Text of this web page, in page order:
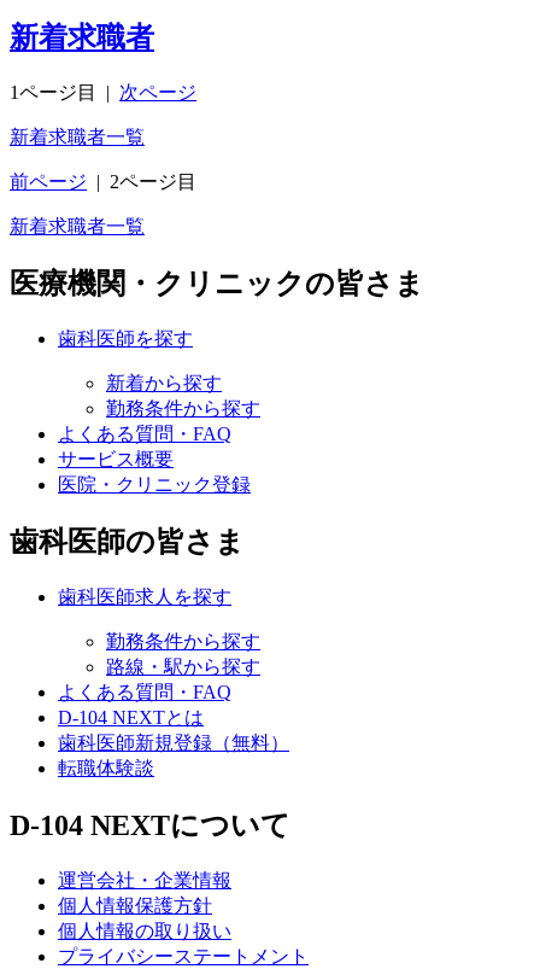
新着求職者
1ページ目 | 次ページ
新着求職者一覧
前ページ | 2ページ目
新着求職者一覧
医療機関・クリニックの皆さま
歯科医師を探す
新着から探す
勤務条件から探す
よくある質問・FAQ
サービス概要
医院・クリニック登録
歯科医師の皆さま
歯科医師求人を探す
勤務条件から探す
路線・駅から探す
よくある質問・FAQ
D-104 NEXTとは
歯科医師新規登録（無料）
転職体験談
D-104 NEXTについて
運営会社・企業情報
個人情報保護方針
個人情報の取り扱い
プライバシーステートメント